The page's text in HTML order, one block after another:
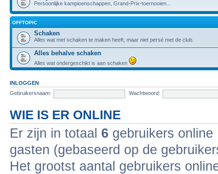
Persoonlijke kampioenschappen, Grand-Prix-toernooien...
OFFTOPIC
Schaken
Alles wat met schaken te maken heeft, maar niet persé met de club.
Alles behalve schaken
Alles wat ondergeschikt is aan schaken
INLOGGEN
Gebruikersnaam:
Wachtwoord:
WIE IS ER ONLINE
Er zijn in totaal 6 gebruikers
gasten (gebaseerd op de
Het grootst aantal gebruikers